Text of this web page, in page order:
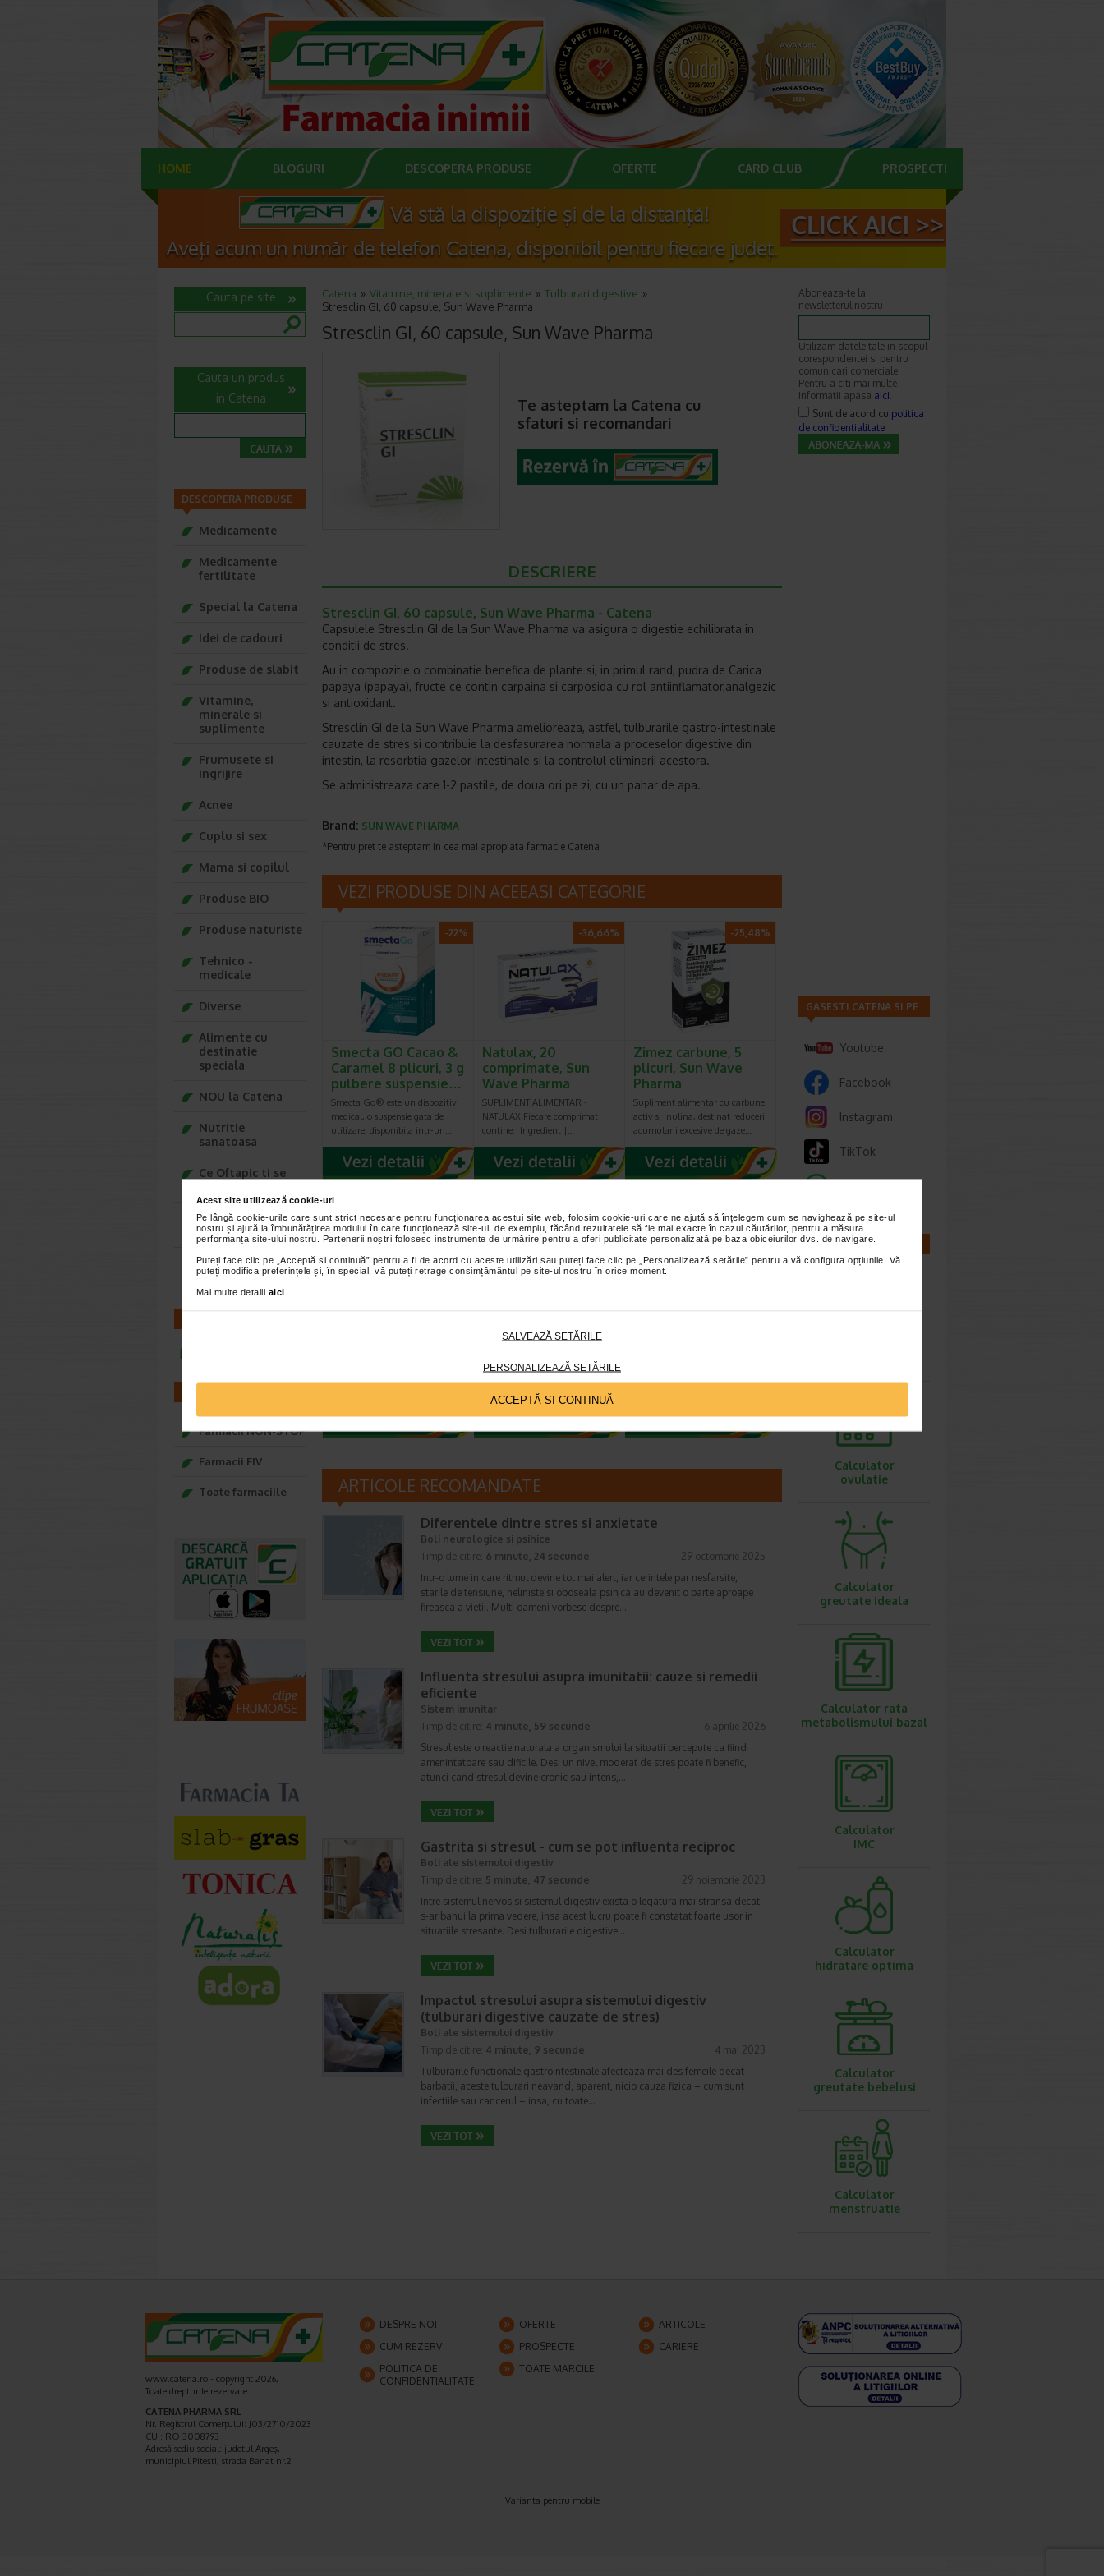
Acest site utilizează cookie-uri
Pe lângă cookie-urile care sunt strict necesare pentru funcționarea acestui site web, folosim cookie-uri care ne ajută să înțelegem cum se navighează pe site-ul
nostru și ajută la îmbunătățirea modului în care funcționează site-ul, de exemplu, făcând rezultatele să fie mai exacte în cazul căutărilor, pentru a măsura
performanța site-ului nostru. Partenerii noștri folosesc instrumente de urmărire pentru a oferi publicitate personalizată pe baza obiceiurilor dvs. de navigare.
Puteți face clic pe „Acceptă si continuă” pentru a fi de acord cu aceste utilizări sau puteți face clic pe „Personalizează setările” pentru a vă configura opțiunile. Vă
puteți modifica preferințele și, în special, vă puteți retrage consimțământul pe site-ul nostru în orice moment.
Mai multe detalii aici
SALVEAZĂ SETĂRILE
PERSONALIZEAZĂ SETĂRILE
ACCEPTĂ SI CONTINUĂ
HOME BLOGURI DESCOPERA PRODUSE OFERTE CARD CLUB PROSPECTE
Catena Vitamine, minerale si suplimente
Tulburari digestive
Stresclin GI, 60 capsule, Sun Wave Pharma
Stresclin GI, 60 capsule, Sun Wave Pharma
Te asteptam la Catena cu
sfaturi si recomandari
DESCRIERE
Stresclin GI, 60 capsule, Sun Wave Pharma - Catena
Capsulele Stresclin GI de la Sun Wave Pharma va asigura o digestie echilibrata in
conditii de stres.
Au in compozitie o combinatie benefica de plante si, in primul rand, pudra de Carica
papaya (papaya), fructe ce contin carpaina si carposida cu rol antiinflamator,analgezic
si antioxidant.
Stresclin GI de la Sun Wave Pharma amelioreaza, astfel, tulburarile gastro-intestinale
cauzate de stres si contribuie la desfasurarea normala a proceselor digestive din
intestin, la resorbtia gazelor intestinale si la controlul eliminarii acestora.
Se administreaza cate 1-2 pastile, de doua ori pe zi, cu un pahar de apa.
Brand: SUN WAVE PHARMA
*Pentru pret te asteptam in cea mai apropiata farmacie Catena
VEZI PRODUSE DIN ACEEASI CATEGORIE
-22%
Smecta GO Cacao &
Caramel 8 plicuri, 3 g
pulbere suspensie…
Smecta Go® este un dispozitiv
medical, o suspensie gata de
utilizare, disponibila intr-un…
-36,66%
Natulax, 20
comprimate, Sun
Wave Pharma
SUPLIMENT ALIMENTAR -
NATULAX Fiecare comprimat
contine: Ingredient |…
-25,48%
Zimez carbune, 5
plicuri, Sun Wave
Pharma
Supliment alimentar cu carbune
activ si inulina, destinat reducerii
acumularii excesive de gaze…
10 capsule vegetale,
Naturalis
Naturalis ProbioSuport Forte este
un supliment alimentar
ARTICOLE RECOMANDATE
Diferentele dintre stres si anxietate
Boli neurologice si psihice
Timp de citire: 6 minute, 24 secunde
29 octombrie 2025
Intr-o lume in care ritmul devine tot mai alert, iar cerintele par nesfarsite,
starile de tensiune, neliniste si oboseala psihica au devenit o parte aproape
fireasca a vietii. Multi oameni vorbesc despre…
Influenta stresului asupra imunitatii: cauze si remedii
eficiente
Sistem imunitar
Timp de citire: 4 minute, 59 secunde
6 aprilie 2026
Stresul este o reactie naturala a organismului la situatii percepute ca fiind
amenintatoare sau dificile. Desi un nivel moderat de stres poate fi benefic,
atunci cand stresul devine cronic sau intens,…
Gastrita si stresul - cum se pot influenta reciproc
Boli ale sistemului digestiv
Timp de citire: 5 minute, 47 secunde
29 noiembrie 2023
Intre sistemul nervos si sistemul digestiv exista o legatura mai stransa decat
s-ar banui la prima vedere, insa acest lucru poate fi constatat foarte usor in
situatiile stresante. Desi tulburarile digestive…
Impactul stresului asupra sistemului digestiv
(tulburari digestive cauzate de stres)
Boli ale sistemului digestiv
Timp de citire: 4 minute, 9 secunde
4 mai 2023
Tulburarile functionale gastrointestinale afecteaza mai des femeile decat
barbatii, aceste tulburari neavand, aparent, nicio cauza fizica – cum sunt
infectiile sau cancerul – insa, cu toate…
Cauta pe site
Cauta un produs
in Catena
DESCOPERA PRODUSE
Medicamente
Medicamente
fertilitate
Special la Catena
Idei de cadouri
Produse de slabit
Vitamine,
minerale si
suplimente
Frumusete si
ingrijire
Acnee
Cuplu si sex
Mama si copilul
Produse BIO
Produse naturiste
Tehnico -
medicale
Diverse
Alimente cu
destinatie
speciala
NOU la Catena
Nutritie
sanatoasa
Ce Oftapic ti se
Adora – Adorabili
din prima clipa
Seturi cadou
Baylis&Harding
Farmacii NON-STOP
Farmacii FIV
Toate farmaciile
Aboneaza-te la
newsletterul nostru
Utilizam datele tale in scopul
corespondentei si pentru
comunicari comerciale.
Pentru a citi mai multe
informatii apasa aici.
Sunt de acord cu politica
de confidentialitate
GASESTI CATENA SI PE
Youtube
Facebook
Instagram
TikTok
CALCULATOARE
Calculator
ovulatie
Calculator
greutate ideala
Calculator rata
metabolismului bazal
Calculator
IMC
Calculator
hidratare optima
Calculator
greutate bebelusi
Calculator
menstruatie
www.catena.ro - copyright 2026,
Toate drepturile rezervate
CATENA PHARMA SRL
Nr. Registrul Comerţului: J03/2710/2023
CUI: RO 3008793
Adresă sediu social: judetul Argeş,
municipiul Piteşti, strada Banat nr.2
DESPRE NOI OFERTE
ARTICOLE
CUM REZERV
PROSPECTE
CARIERE
POLITICA DE
CONFIDENTIALITATE
TOATE MARCILE
Varianta pentru mobile